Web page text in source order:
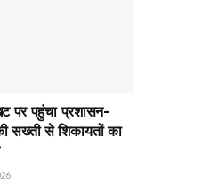
पर पहुंचा प्रशासन-
सख्ती से शिकायतों का